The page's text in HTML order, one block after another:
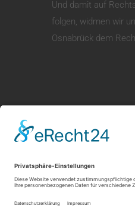
Und damit auf
folgen, widmen wir
Osnabrück dem